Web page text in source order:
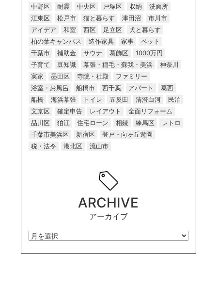
中野区
耐震 中央区 戸塚区 収納
洗面所
江東区
松戸市 猫と暮らす 津田沼
市川市
アイデア
和室 西区 足立区
犬と暮らす
柏の葉キャンパス
造作家具 家事
ペット
千葉市
補助金 サウナ 葛飾区
1000万円
子育て
豆知識 幕張・稲毛・蘇我・美浜
神奈川
実家
墨田区 寺院・社殿
ファミリー
浴室・お風呂
船橋市 西千葉 アパート
葛西
船橋
海浜幕張 トイレ 五反田 清澄白河
民泊
文京区
確定申告 レイアウト
全面リフォーム
品川区
狛江 住宅ローン 相続 練馬区
レトロ
千葉市美浜区
新宿区
登戸・向ヶ丘遊園
税・法令
港北区 流山市
ARCHIVE
アーカイブ